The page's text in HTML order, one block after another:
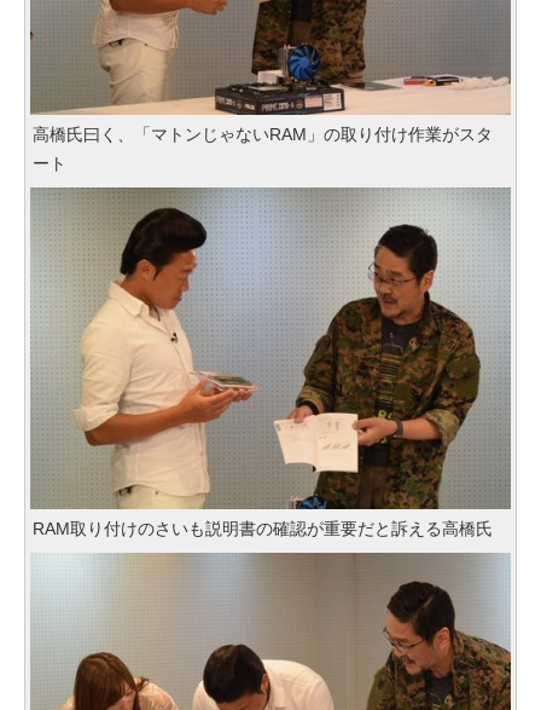
高橋氏曰く、「マトンじゃないRAM」の取り付け作業がスタ
ート
RAM取り付けのさいも説明書の確認が重要だと訴える高橋氏